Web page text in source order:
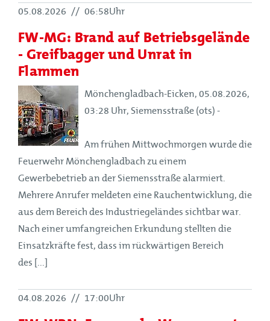
05.08.2026 // 06:58Uhr
FW-MG: Brand auf Betriebsgelände
- Greifbagger und Unrat in
Flammen
Mönchengladbach-Eicken, 05.08.2026,
03:28 Uhr, Siemensstraße (ots) -
Am frühen Mittwochmorgen wurde die
Feuerwehr Mönchengladbach zu einem
Gewerbebetrieb an der Siemensstraße alarmiert.
Mehrere Anrufer meldeten eine Rauchentwicklung, die
aus dem Bereich des Industriegeländes sichtbar war.
Nach einer umfangreichen Erkundung stellten die
Einsatzkräfte fest, dass im rückwärtigen Bereich
des [...]
04.08.2026 // 17:00Uhr